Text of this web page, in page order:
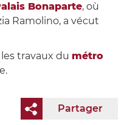
Bonaparte, où
Ramolino, a vécut
travaux du métro
Partager